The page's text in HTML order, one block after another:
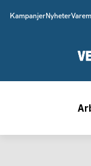
KampanjerNyheter